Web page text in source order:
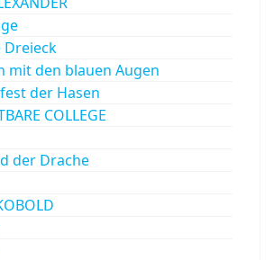
Dreieck
mit den blauen Augen
der Hasen
COLLEGE
der Drache